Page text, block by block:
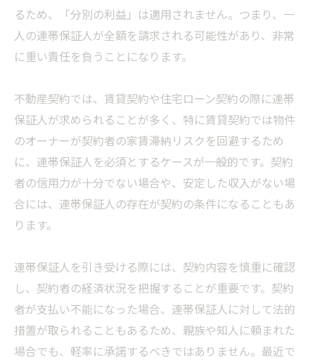
るため、「分別の利益」は適用されません。つまり、一
人の連帯保証人が全額を請求される可能性があり、非常
に重い責任を負うことになります。
不動産契約では、賃貸契約や住宅ローン契約の際に連帯
保証人が求められることが多く、特に賃貸契約では物件
のオーナーが契約者の家賃滞納リスクを回避するため
に、連帯保証人を必須とするケースが一般的です。契約
者の信用力が十分でない場合や、安定した収入がない場
合には、連帯保証人の存在が契約の条件になることもあ
ります。
連帯保証人を引き受ける際には、契約内容を慎重に確認
し、契約者の経済状況を把握することが重要です。契約
者が支払い不能になった場合、連帯保証人に対して法的
措置が取られることもあるため、親族や知人に頼まれた
場合でも、軽率に承諾するべきではありません。最近で